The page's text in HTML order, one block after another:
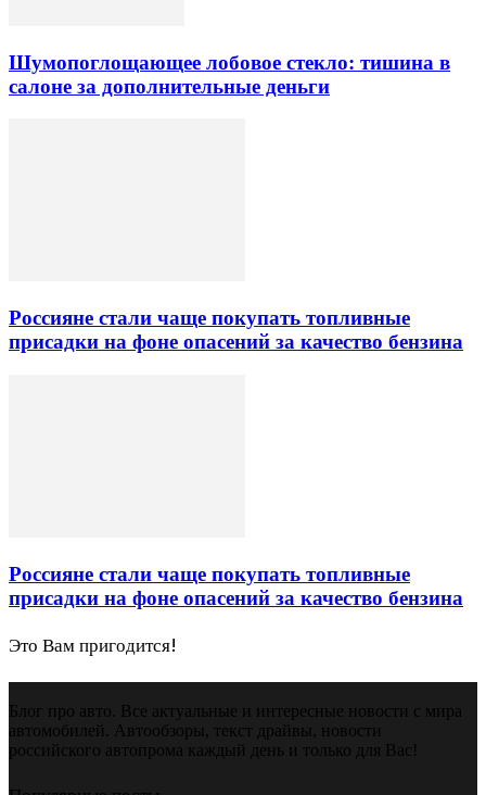
Шумопоглощающее лобовое стекло: тишина в
салоне за дополнительные деньги
Россияне стали чаще покупать топливные
присадки на фоне опасений за качество бензина
Россияне стали чаще покупать топливные
присадки на фоне опасений за качество бензина
Это Вам пригодится!
Блог про авто. Все актуальные и интересные новости с мира
автомобилей. Автообзоры, текст драйвы, новости
российского автопрома каждый день и только для Вас!